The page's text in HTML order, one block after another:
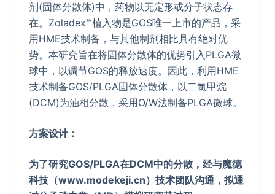
剂(固体分散体)中，药物以无定形或分子状态存
在。Zoladex™植入物是GOS唯一上市的产品，采
用HME技术制备，与其他制剂相比具有绝对优
势。本研究旨在将固体分散体的优势引入PLGA微
球中，以调节GOS的释放速度。因此，利用HME
技术制备GOS/PLGA固体分散体，以二氯甲烷
(DCM)为油相分散，采用O/W法制备PLGA微球。
方案设计：
为了研究GOS/PLGA在DCM中的分散，经与魔德
科技（www.modekeji.cn）技术团队沟通，拟通